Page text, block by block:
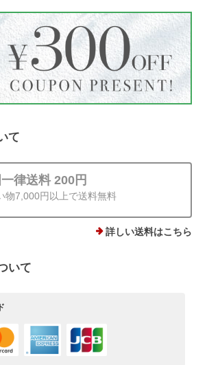
だけるとすごく嬉しいですよね*.。その
シーンをお届けできたことが何より励み
です。 梱包についてもお言葉をいただ
き、ありがとうございます。これからも
丁寧にお届けしてまいります😊
12/19
ころモチーフ、とても可愛いです。まん丸では
ただけましたら幸いです。 またご縁が
いただけることを、心よりお待ちしてお
て
律送料 200円
物7,000円以上で送料無料
詳しい送料はこちら
いて